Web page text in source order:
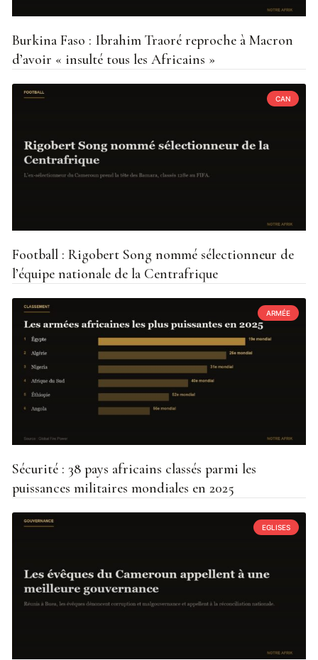
Burkina Faso : Ibrahim Traoré reproche à Macron
d’avoir « insulté tous les Africains »
CAN
Football : Rigobert Song nommé sélectionneur de
l’équipe nationale de la Centrafrique
ARMÉE
Sécurité : 38 pays africains classés parmi les
puissances militaires mondiales en 2025
EGLISES